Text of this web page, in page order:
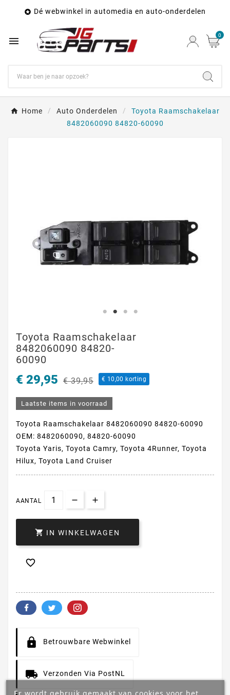
 Dé webwinkel in automedia en auto-onderdelen
 0
Home Auto Onderdelen
Toyota Raamschakelaar
8482060090 84820-60090
Toyota Raamschakelaar
8482060090 84820-
60090
€ 29,95 € 39,95 € 10,00 korting
Laatste items in voorraad
Toyota Raamschakelaar 8482060090 84820-60090
OEM: 8482060090, 84820-60090
Toyota Yaris, Toyota Camry, Toyota 4Runner, Toyota
Hilux, Toyota Land Cruiser
AANTAL
 IN WINKELWAGEN

Betrouwbare Webwinkel
Verzonden Via PostNL
Er wordt gebruik gemaakt van cookies voor het